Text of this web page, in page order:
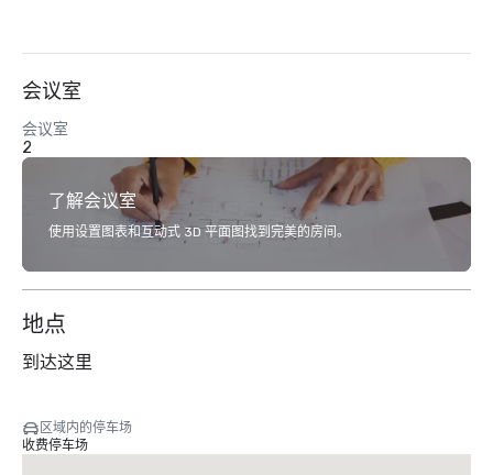
会议室
会议室
2
了解会议室
使用设置图表和互动式 3D 平面图找到完美的房间。
地点
到达这里
区域内的停车场
收费停车场